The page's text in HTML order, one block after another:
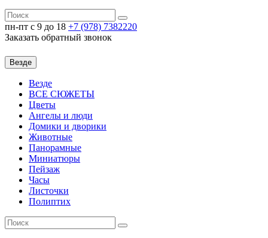
пн-пт c 9 до 18 +7 (978) 7382220
Заказать обратный звонок
Везде
Везде
ВСЕ СЮЖЕТЫ
Цветы
Ангелы и люди
Домики и дворики
Животные
Панорамные
Миниатюры
Пейзаж
Часы
Листочки
Полиптих